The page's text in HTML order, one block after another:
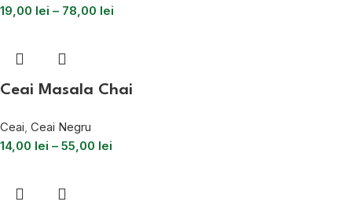
19,00 lei – 78,00 lei
Ceai Masala Chai
Ceai, Ceai Negru
14,00 lei – 55,00 lei